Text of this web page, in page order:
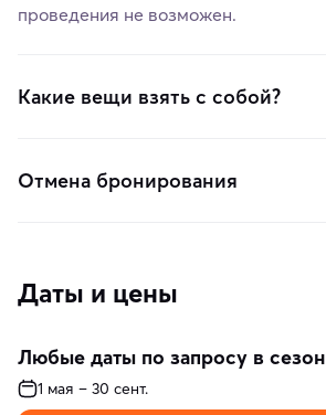
проведения не возможен.
Какие вещи взять с собой?
Отмена бронирования
Даты и цены
Любые даты по запросу в сезон
1 мая – 30 сент.